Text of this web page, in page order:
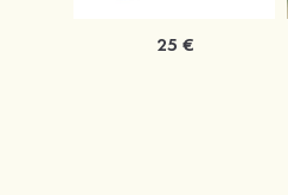
25 €